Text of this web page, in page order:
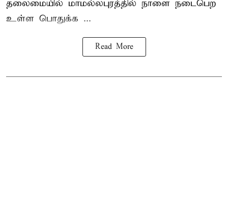
தலைமையில் மாமல்லபுரத்தில் நாளை நடைபெற
உள்ள பொதுக்க ...
Read More